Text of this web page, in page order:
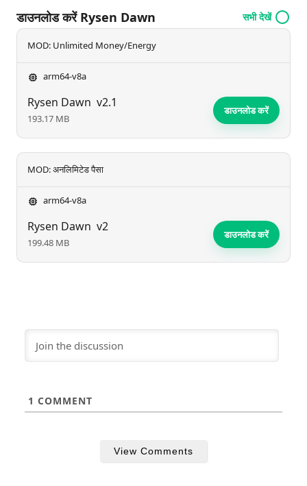
डाउनलोड करें Rysen Dawn सभी देखें
MOD: Unlimited Money/Energy
arm64-v8a
Rysen Dawn v2.1
193.17 MB
डाउनलोड करें
MOD: अनलिमिटेड पैसा
arm64-v8a
Rysen Dawn v2
199.48 MB
डाउनलोड करें
1 COMMENT
View Comments